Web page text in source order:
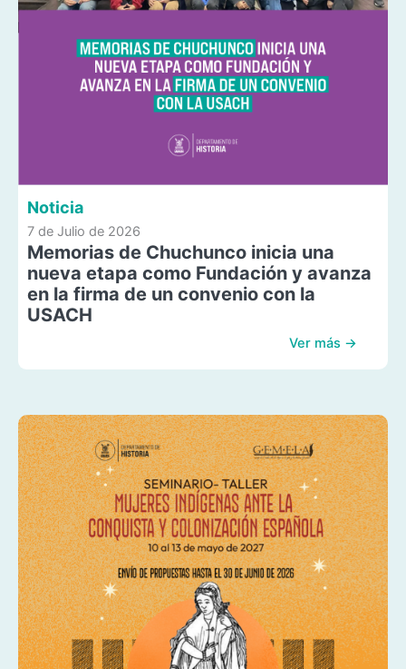
Noticia
7 de Julio de 2026
Memorias de Chuchunco inicia una
nueva etapa como Fundación y avanza
en la firma de un convenio con la
USACH
Ver más →